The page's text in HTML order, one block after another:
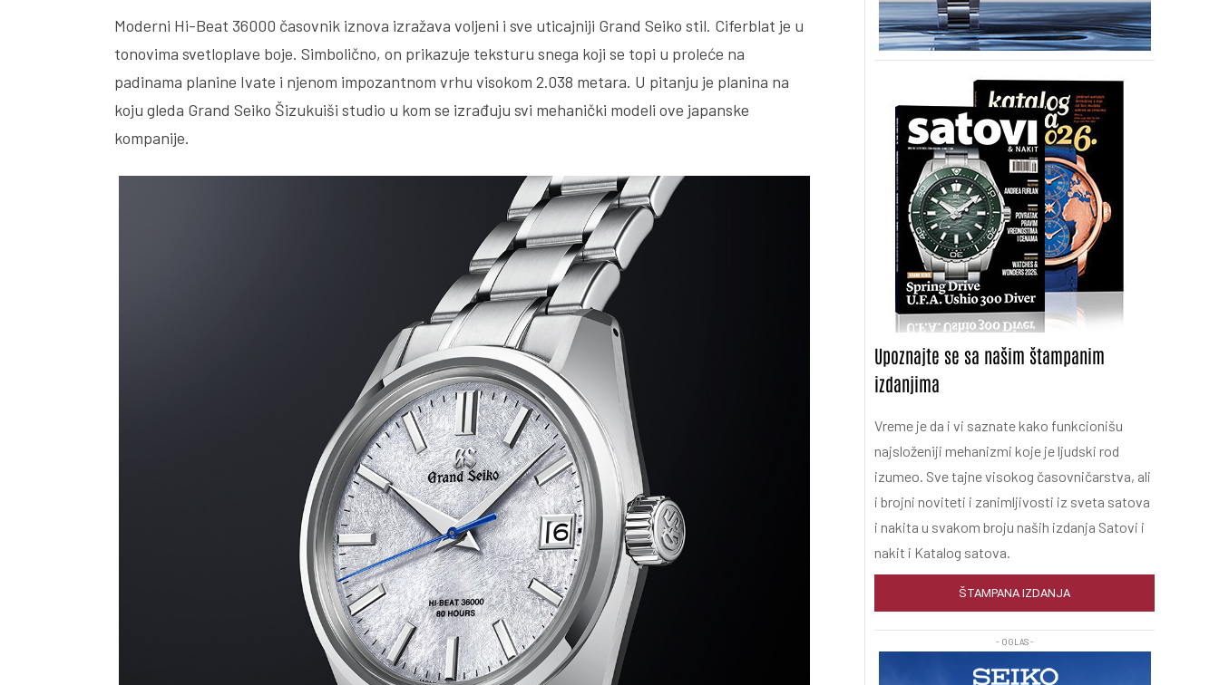
Moderni Hi-Beat 36000 časovnik iznova izražava voljeni i sve uticajniji Grand Seiko stil. Ciferblat je u
tonovima svetloplave boje. Simbolično, on prikazuje teksturu snega koji se topi u proleće na
padinama planine Ivate i njenom impozantnom vrhu visokom 2.038 metara. U pitanju je planina na
koju gleda Grand Seiko Šizukuiši studio u kom se izrađuju svi mehanički modeli ove japanske
kompanije.
Upoznajte se sa našim štampanim
izdanjima
Vreme je da i vi saznate kako funkcionišu
najsloženiji mehanizmi koje je ljudski rod
izumeo. Sve tajne visokog časovničarstva, ali
i brojni noviteti i zanimljivosti iz sveta satova
i nakita u svakom broju naših izdanja Satovi i
nakit i Katalog satova.
ŠTAMPANA IZDANJA
- OGLAS -